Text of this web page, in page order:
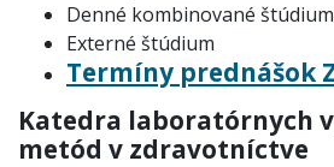
Denné kombinované štúdium
Externé štúdium
Termíny prednášok
Katedra laboratórnych
metód v zdravotníctve